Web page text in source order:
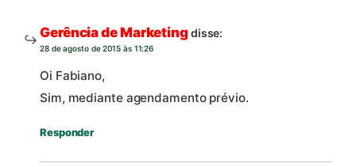
Gerência de Marketingdisse:
28 de agosto de 2015 às 11:26
Oi Fabiano,
Sim, mediante agendamento prévio.
Responder